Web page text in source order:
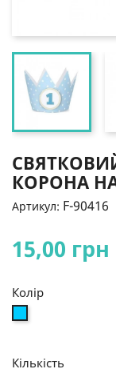
КОРОНА
Артикул: F-90416
15,00 грн
Колір
Кількість